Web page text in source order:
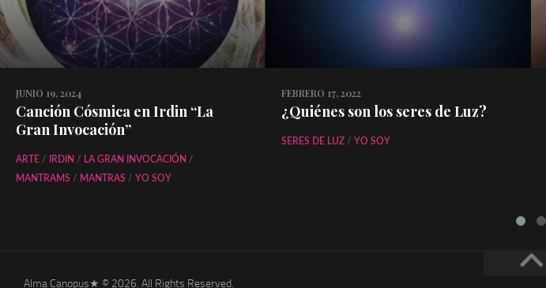
JUNIO 19, 2024
Canción Cósmica en Irdin “La
Gran Invocación”
ARTE / IRDIN / LA GRAN INVOCACIÓN /
MANTRAMS / MANTRAS / YO SOY
FEBRERO 17, 2022
¿Quiénes son los seres de Luz?
SERES DE LUZ / YO SOY
Alma Canopus★ © 2026. All Rights Reserved.